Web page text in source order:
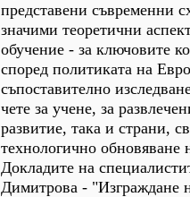
представени съвременни
значими теоретични
обучение - за ключовите
според политиката на
съпоставително
чете за учене, за
развитие, така и страни,
технологично обновяване
Докладите на
Димитрова - "Изграждане